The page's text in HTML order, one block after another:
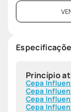
Princípio
Cepa
Cepa
Cepa
Cepa